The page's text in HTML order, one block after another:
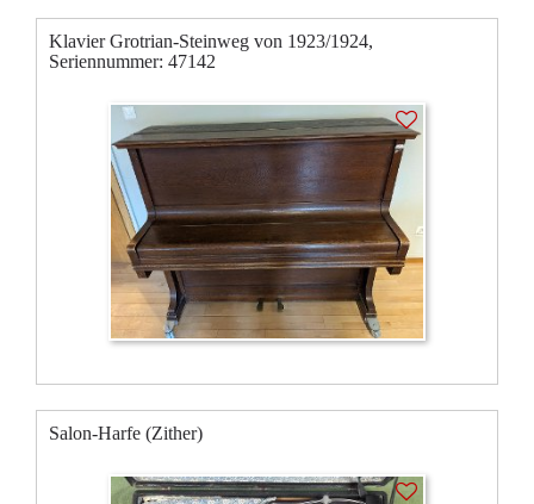
Klavier Grotrian-Steinweg von 1923/1924,
Seriennummer: 47142
Salon-Harfe (Zither)